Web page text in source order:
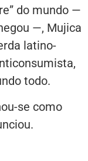
do mundo —
—, Mujica
latino-
todo.
se como